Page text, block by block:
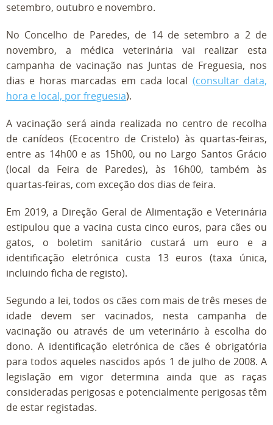
setembro, outubro e novembro.
No Concelho de Paredes, de 14 de setembro a 2 de
novembro, a médica veterinária vai realizar esta
campanha de vacinação nas Juntas de Freguesia, nos
dias e horas marcadas em cada local (consultar data,
hora e local, por freguesia).
A vacinação será ainda realizada no centro de recolha
de canídeos (Ecocentro de Cristelo) às quartas-feiras,
entre as 14h00 e as 15h00, ou no Largo Santos Grácio
(local da Feira de Paredes), às 16h00, também às
quartas-feiras, com exceção dos dias de feira.
Em 2019, a Direção Geral de Alimentação e Veterinária
estipulou que a vacina custa cinco euros, para cães ou
gatos, o boletim sanitário custará um euro e a
identificação eletrónica custa 13 euros (taxa única,
incluindo ficha de registo).
Segundo a lei, todos os cães com mais de três meses de
idade devem ser vacinados, nesta campanha de
vacinação ou através de um veterinário à escolha do
dono. A identificação eletrónica de cães é obrigatória
para todos aqueles nascidos após 1 de julho de 2008. A
legislação em vigor determina ainda que as raças
consideradas perigosas e potencialmente perigosas têm
de estar registadas.